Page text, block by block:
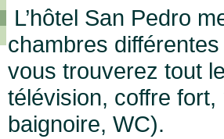
L’hôtel San Pedro
chambres
vous trouverez tout
télévision, coffre
baignoire, WC).